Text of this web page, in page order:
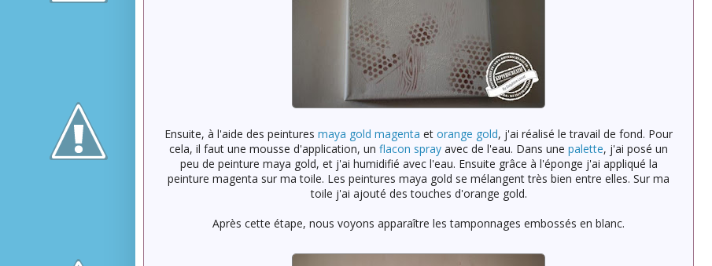
Ensuite, à l'aide des peintures maya gold magenta et orange gold, j'ai réalisé le travail de fond. Pour
cela, il faut une mousse d'application, un flacon spray avec de l'eau. Dans une palette, j'ai posé un
peu de peinture maya gold, et j'ai humidifié avec l'eau. Ensuite grâce à l'éponge j'ai appliqué la
peinture magenta sur ma toile. Les peintures maya gold se mélangent très bien entre elles. Sur ma
toile j'ai ajouté des touches d'orange gold.
Après cette étape, nous voyons apparaître les tamponnages embossés en blanc.